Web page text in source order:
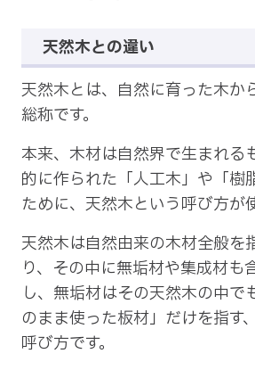
天然木との違い
天然木とは、自然に育った木か
総称です。
本来、木材は自然界で生まれる
的に作られた「人工木」や「樹
ために、天然木という呼び方が
天然木は自然由来の木材全般を
り、その中に無垢材や集成材も
し、無垢材はその天然木の中で
のまま使った板材」だけを指す
呼び方です。